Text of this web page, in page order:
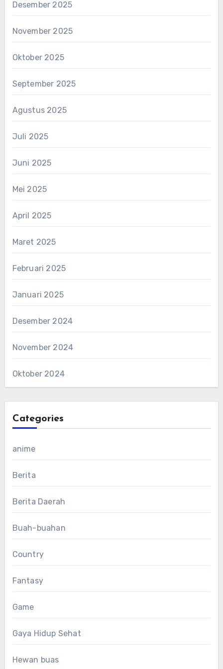
Desember 2025
November 2025
Oktober 2025
September 2025
Agustus 2025
Juli 2025
Juni 2025
Mei 2025
April 2025
Maret 2025
Februari 2025
Januari 2025
Desember 2024
November 2024
Oktober 2024
Categories
anime
Berita
Berita Daerah
Buah-buahan
Country
Fantasy
Game
Gaya Hidup Sehat
Hewan buas